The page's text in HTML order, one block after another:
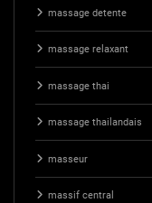
massage detente
massage relaxant
massage thai
massage thailandais
masseur
massif central